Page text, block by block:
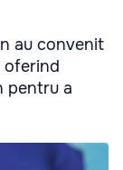
au convenit
oferind
pentru a